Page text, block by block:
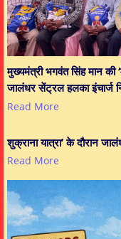
मुख्यमंत्री भगवंत सिंह मान की
जालंधर सेंट्रल हलका इंचार्ज
Read More
शुक्राना यात्रा’ के दौरान
Read More